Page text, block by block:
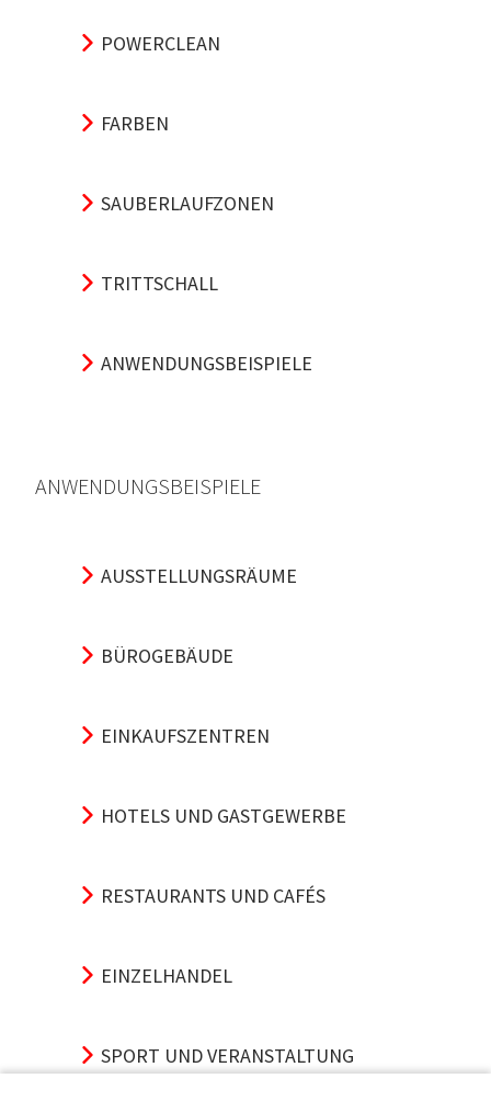
POWERCLEAN
FARBEN
SAUBERLAUFZONEN
TRITTSCHALL
ANWENDUNGSBEISPIELE
ANWENDUNGSBEISPIELE
AUSSTELLUNGSRÄUME
BÜROGEBÄUDE
EINKAUFSZENTREN
HOTELS UND GASTGEWERBE
RESTAURANTS UND CAFÉS
EINZELHANDEL
SPORT UND VERANSTALTUNG